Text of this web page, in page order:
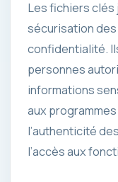
Les fichiers clés
sécurisation
confidentialité.
personnes
informations
aux
l’authenticité
l’accès aux